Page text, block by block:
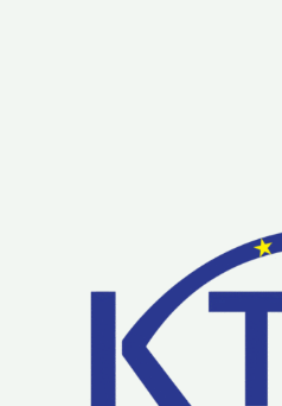
Lưu ý: Liên hệ chúng tôi